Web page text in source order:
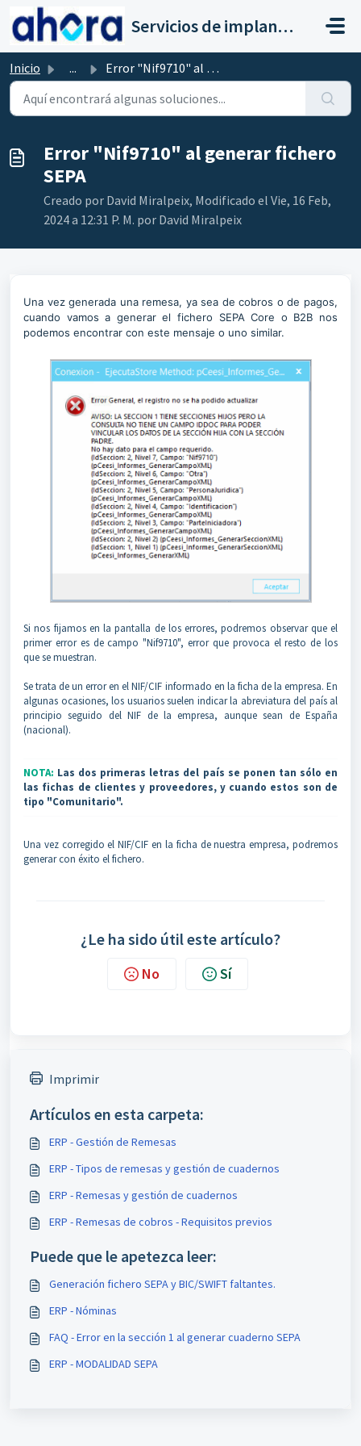
Saltar al contenido principal
Servicios de implantación a clientes de Ahora
Inicio ... Error "Nif9710" al generar fichero SEPA
Error "Nif9710" al generar fichero
SEPA
Creado por David Miralpeix, Modificado el Vie, 16 Feb,
2024 a 12:31 P. M. por David Miralpeix
Una vez generada una remesa, ya sea de cobros o de pagos,
cuando vamos a generar el fichero SEPA Core o B2B nos
podemos encontrar con este mensaje o uno similar.
Si nos fijamos en la pantalla de los errores, podremos observar que el
primer error es de campo "Nif9710", error que provoca el resto de los
que se muestran.
Se trata de un error en el NIF/CIF informado en la ficha de la empresa. En
algunas ocasiones, los usuarios suelen indicar la abreviatura del país al
principio seguido del NIF de la empresa, aunque sean de España
(nacional).
NOTA: Las dos primeras letras del país se ponen tan sólo en
las fichas de clientes y proveedores, y cuando estos son de
tipo "Comunitario".
Una vez corregido el NIF/CIF en la ficha de nuestra empresa, podremos
generar con éxito el fichero.
¿Le ha sido útil este artículo?
No Sí
Imprimir
Artículos en esta carpeta:
ERP - Gestión de Remesas
ERP - Tipos de remesas y gestión de cuadernos
ERP - Remesas y gestión de cuadernos
ERP - Remesas de cobros - Requisitos previos
Puede que le apetezca leer:
Generación fichero SEPA y BIC/SWIFT faltantes.
ERP - Nóminas
FAQ - Error en la sección 1 al generar cuaderno SEPA
ERP - MODALIDAD SEPA